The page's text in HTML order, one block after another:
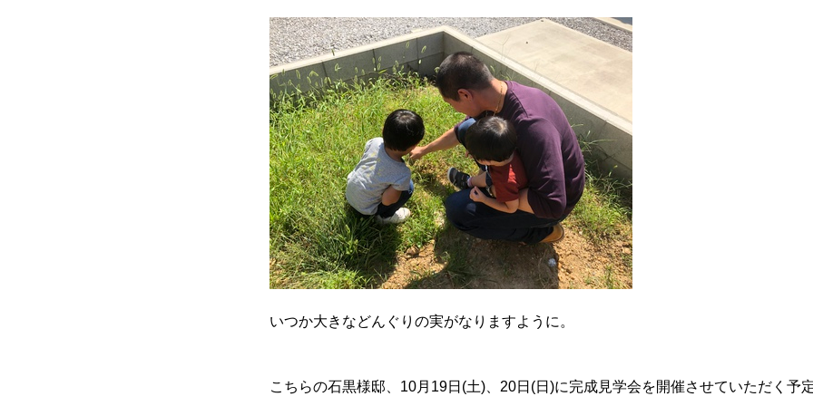
いつか大きなどんぐりの実がなりますように。
こちらの石黒様邸、10月19日(土)、20日(日)に完成見学会を開催させていただく予